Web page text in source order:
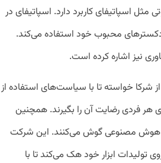
اسپاتیفای کاربرد دارد. اسپاتیفای در
محبوب خود استفاده می‌کند.
نیز اشاره کرده است.
خواسته تا با سیاست‌های استفاده از
هر فردی رضایت آن را بگیرند. همچنین
هوش مصنوعی گوش می‌کنند. این شرکت
تولیدات ابزار خود هک می‌کند تا با